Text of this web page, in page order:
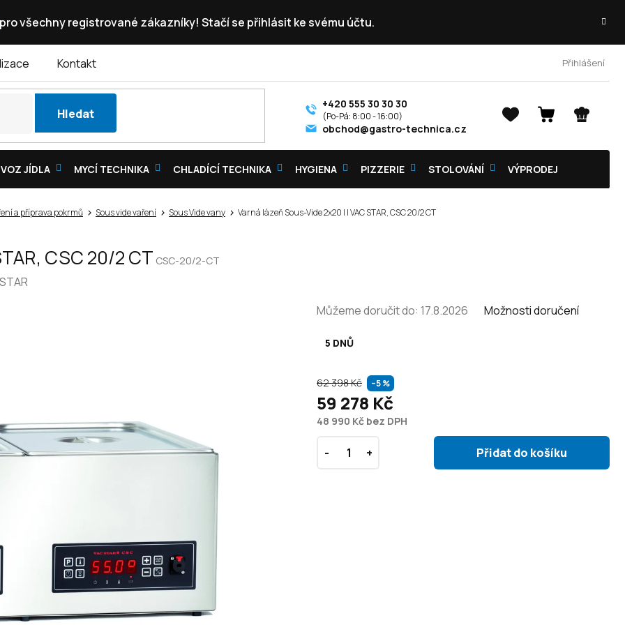
pro všechny registrované zákazníky! Stačí se přihlásit ke svému účtu.
Kontakt Přihlášení
Hledat
NÁKUPNÍ
+420 555 30 30 30
obchod@gastro-technica.cz
JÍDLA MYCÍ TECHNIKA CHLADÍCÍ TECHNIKA HYGIENA PIZZERIE STOLOVÁNÍ VÝPRODEJ
a příprava pokrmů Sous vide vaření Sous Vide vany Varná lázeň Sous-Vide 2x20 l | VAC STAR, CSC 20/2 CT
CSC 20/2 CT CSC-20/2-CT
62 398 Kč –5 %
59 278 Kč
48 990 Kč bez DPH
5 DNŮ
Můžeme doručit do: 17.8.2026 Možnosti doručení
Přidat do košíku